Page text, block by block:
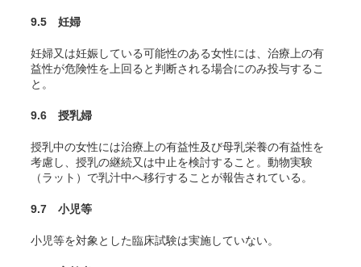
9.5 妊婦
妊婦又は妊娠している可能性のある女性には、治療上の有
益性が危険性を上回ると判断される場合にのみ投与するこ
と。
9.6 授乳婦
授乳中の女性には治療上の有益性及び母乳栄養の有益性を
考慮し、授乳の継続又は中止を検討すること。動物実験
（ラット）で乳汁中へ移行することが報告されている。
9.7 小児等
小児等を対象とした臨床試験は実施していない。